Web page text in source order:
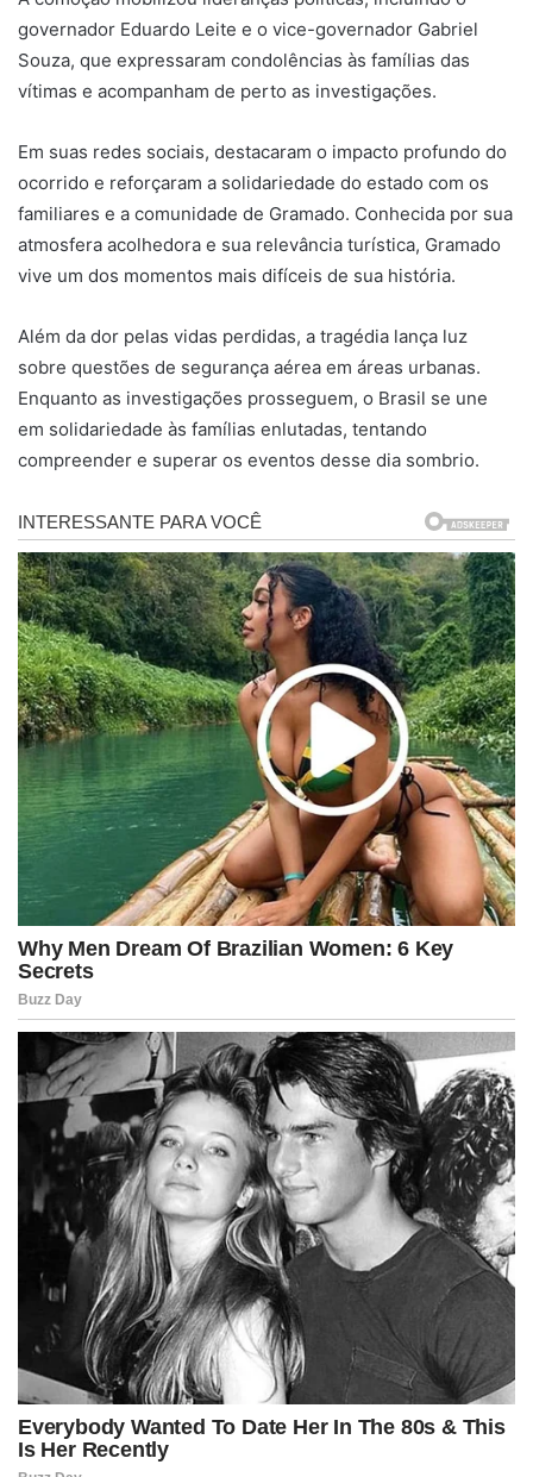
governador Eduardo Leite e o vice-governador Gabriel
Souza, que expressaram condolências às famílias das
vítimas e acompanham de perto as investigações.
Em suas redes sociais, destacaram o impacto profundo do
ocorrido e reforçaram a solidariedade do estado com os
familiares e a comunidade de Gramado. Conhecida por sua
atmosfera acolhedora e sua relevância turística, Gramado
vive um dos momentos mais difíceis de sua história.
Além da dor pelas vidas perdidas, a tragédia lança luz
sobre questões de segurança aérea em áreas urbanas.
Enquanto as investigações prosseguem, o Brasil se une
em solidariedade às famílias enlutadas, tentando
compreender e superar os eventos desse dia sombrio.